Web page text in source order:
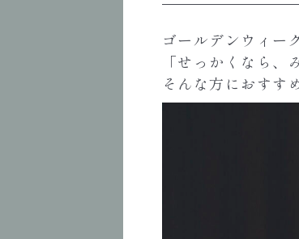
ゴールデンウィー
「せっかくなら、
そんな方におすす